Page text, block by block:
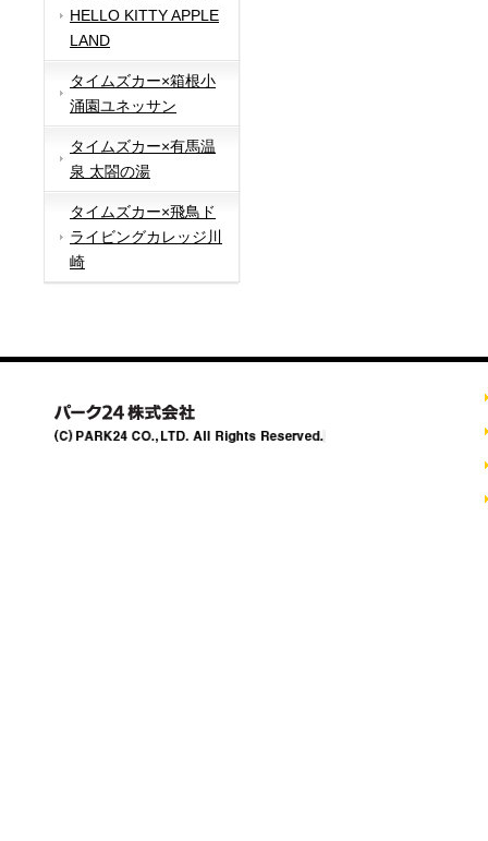
HELLO KITTY APPLE
LAND
タイムズカー×箱根小
涌園ユネッサン
タイムズカー×有馬温
泉 太閤の湯
タイムズカー×飛鳥ド
ライビングカレッジ川
崎